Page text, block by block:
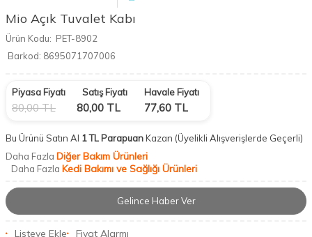
Mio Açık Tuvalet Kabı
Ürün Kodu: PET-8902
Barkod: 8695071707006
Piyasa Fiyatı
80,00TL
Satış Fiyatı
80,00 TL
Havale Fiyatı
77,60 TL
Bu Ürünü Satın Al 1 TL ParapuanKazan (Üyelikli Alışverişlerde Geçerli)
Daha Fazla Diğer Bakım Ürünleri
Daha Fazla Kedi Bakımı ve Sağlığı Ürünleri
Gelince Haber Ver
Listeye Ekle Fiyat Alarmı